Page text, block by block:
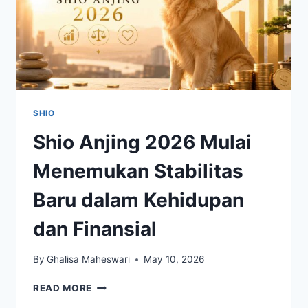
SHIO
Shio Anjing 2026 Mulai
Menemukan Stabilitas
Baru dalam Kehidupan
dan Finansial
By Ghalisa Maheswari May 10, 2026
READ MORE SHIO